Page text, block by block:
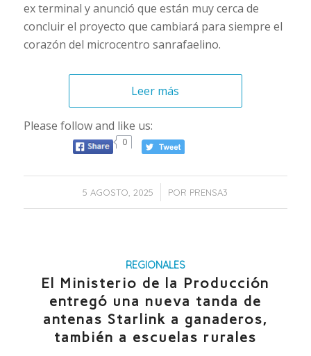
ex terminal y anunció que están muy cerca de
concluir el proyecto que cambiará para siempre el
corazón del microcentro sanrafaelino.
Leer más
Please follow and like us:
0
5 AGOSTO, 2025
/ POR PRENSA3
REGIONALES
El Ministerio de la Producción
entregó una nueva tanda de
antenas Starlink a ganaderos,
también a escuelas rurales